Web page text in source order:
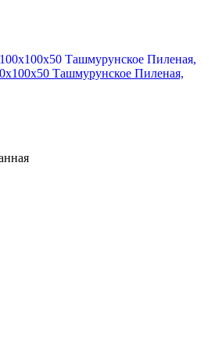
Ташмурунское Пиленая,